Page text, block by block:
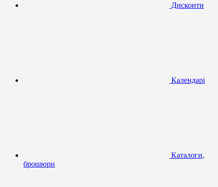
Дисконти
Календарі
Каталоги,
брошюри